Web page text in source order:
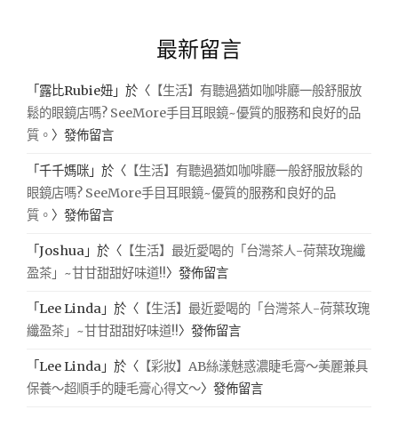
最新留言
「 露比Rubie妞 」於〈 【生活】有聽過猶如咖啡廳一般舒服放
鬆的眼鏡店嗎? SeeMore手目耳眼鏡~優質的服務和良好的品
質。 〉發佈留言
「千千媽咪 」於〈 【生活】有聽過猶如咖啡廳一般舒服放鬆的
眼鏡店嗎? SeeMore手目耳眼鏡~優質的服務和良好的品
質。 〉發佈留言
「Joshua 」於〈 【生活】最近愛喝的「台灣茶人-荷葉玫瑰纖
盈茶」~甘甘甜甜好味道!!〉發佈留言
「Lee Linda 」於〈 【生活】最近愛喝的「台灣茶人-荷葉玫瑰
纖盈茶」~甘甘甜甜好味道!!〉發佈留言
「Lee Linda 」於〈 【彩妝】AB絲漾魅惑濃睫毛膏～美麗兼具
保養～超順手的睫毛膏心得文～〉發佈留言